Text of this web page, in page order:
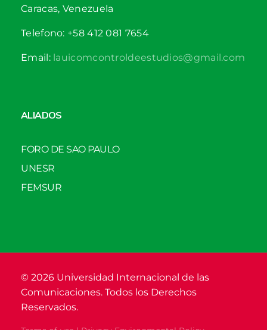
Caracas, Venezuela
Telefono: +58 412 081 7654
Email:lauicomcontroldeestudios@gmail.com
ALIADOS
FORO DE SAO PAULO
UNESR
FEMSUR
© 2026 Universidad Internacional de las
Comunicaciones. Todos los Derechos
Reservados.